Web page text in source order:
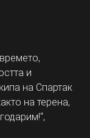
и
на Спартак
на терена,